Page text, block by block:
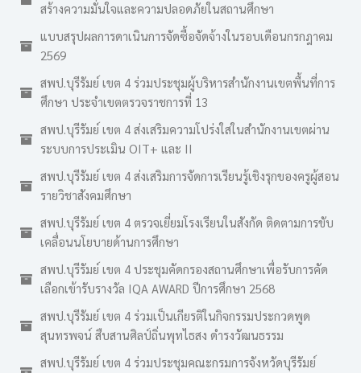
สร้างความมั่นใจและความปลอดภัยในสถานศึกษา
แบบสรุปผลการดาเนินการจัดซื้อจัดจ้างในรอบเดือนกรกฎาคม
2569
สพป.บุรีรัมย์ เขต 4 ร่วมประชุมผู้บริหารสำนักงานเขตพื้นที่การ
ศึกษา ประจำเขตตรวจราชการที่ 13
สพป.บุรีรัมย์ เขต 4 ส่งเสริมความโปร่งใสในสำนักงานเขตผ่าน
ระบบการประเมิน OIT+ และ II
สพป.บุรีรัมย์ เขต 4 ส่งเสริมการจัดการเรียนรู้เชิงรุกของครูผู้สอน
รายวิชาสังคมศึกษา
สพป.บุรีรัมย์ เขต 4 ตรวจเยี่ยมโรงเรียนในสังกัด ติดตามการขับ
เคลื่อนนโยบายด้านการศึกษา
สพป.บุรีรัมย์ เขต 4 ประชุมคัดกรองสถานศึกษาเพื่อรับการคัด
เลือกเข้ารับรางวัล IQA AWARD ปีการศึกษา 2568
สพป.บุรีรัมย์ เขต 4 ร่วมเป็นเกียรติในกิจกรรมประกวดพูด
สุนทรพจน์ สืบสานศิลป์ถิ่นพุทไธสง ดำรงวัฒนธรรม
สพป.บุรีรัมย์ เขต 4 ร่วมประชุมคณะกรมการจังหวัดบุรีรัมย์